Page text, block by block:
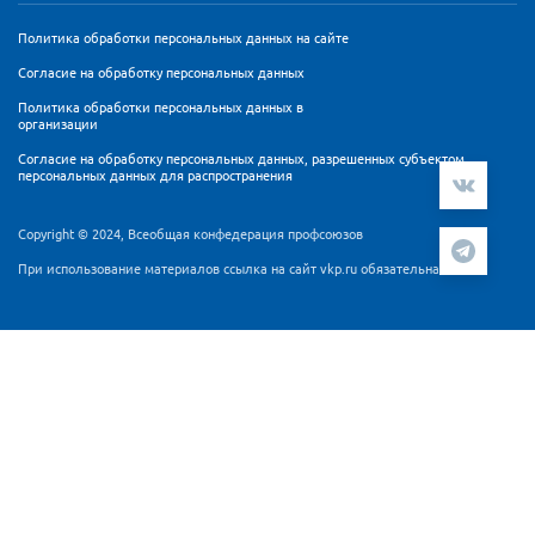
Политика обработки персональных данных на сайте
Согласие на обработку персональных данных
Политика обработки персональных данных в
организации
Согласие на обработку персональных данных, разрешенных субъектом
персональных данных для распространения
Copyright © 2024, Всеобщая конфедерация профсоюзов
При использование материалов ссылка на сайт vkp.ru обязательна